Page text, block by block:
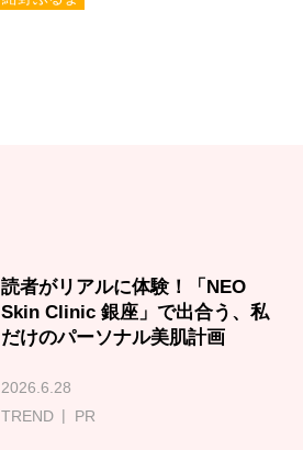
読者がリアルに体験！「NEO
Skin Clinic 銀座」で出合う、私
だけのパーソナル美肌計画
2026.6.28
TREND
PR